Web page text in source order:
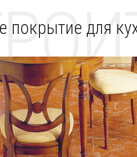
покрытие для